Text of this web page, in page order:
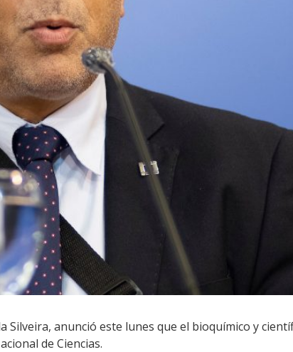
Silveira, anunció este lunes que el bioquímico y
de Ciencias.